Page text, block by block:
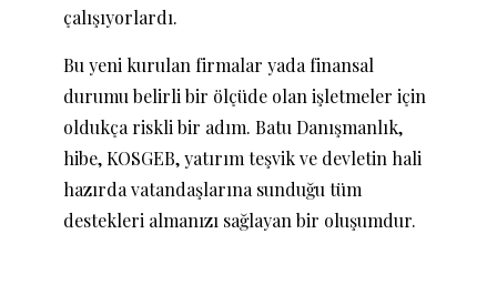
çalışıyorlardı.
Bu yeni kurulan firmalar yada finansal
durumu belirli bir ölçüde olan işletmeler için
oldukça riskli bir adım. Batu Danışmanlık,
hibe, KOSGEB, yatırım teşvik ve devletin hali
hazırda vatandaşlarına sunduğu tüm
destekleri almanızı sağlayan bir oluşumdur.